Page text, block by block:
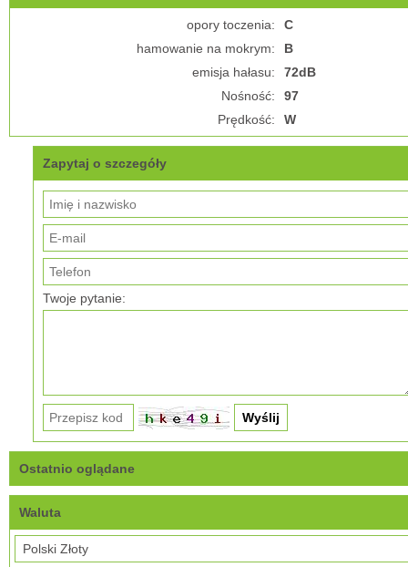
opory toczenia:
C
hamowanie na mokrym:
B
emisja hałasu:
72dB
Nośność:
97
Prędkość:
W
Zapytaj o szczegóły
Twoje pytanie:
Ostatnio oglądane
Waluta